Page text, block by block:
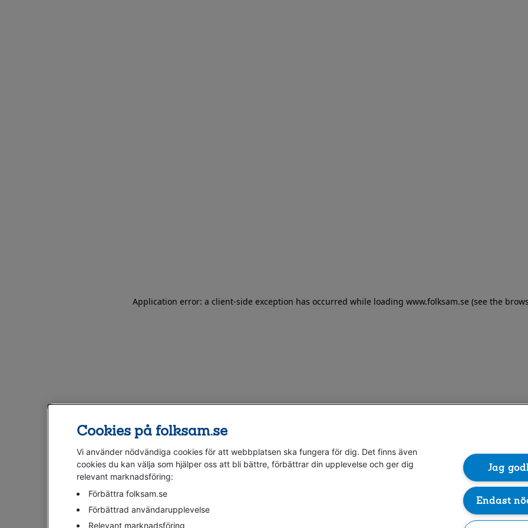
Application error: a client-side exception has occurred while loading www.folksam.se (see the
Cookies på folksam.se
Vi använder nödvändiga cookies för att webbplatsen ska fungera för dig. Det finns även
cookies du kan välja som hjälper oss att bli bättre, förbättrar din upplevelse och ger dig
relevant marknadsföring:
Förbättra folksam.se
Förbättrad användarupplevelse
Relevant marknadsföring
Jag
Endast